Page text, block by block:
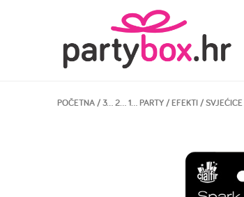
POČETNA/3… 2… 1… PARTY/EFEKTI/SVJEĆICE